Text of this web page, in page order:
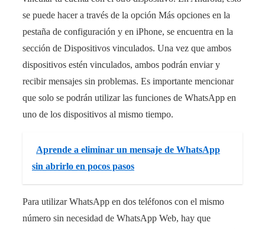
se puede hacer a través de la opción Más opciones en la
pestaña de configuración y en iPhone, se encuentra en la
sección de Dispositivos vinculados. Una vez que ambos
dispositivos estén vinculados, ambos podrán enviar y
recibir mensajes sin problemas. Es importante mencionar
que solo se podrán utilizar las funciones de WhatsApp en
uno de los dispositivos al mismo tiempo.
Aprende a eliminar un mensaje de WhatsApp
sin abrirlo en pocos pasos
Para utilizar WhatsApp en dos teléfonos con el mismo
número sin necesidad de WhatsApp Web, hay que